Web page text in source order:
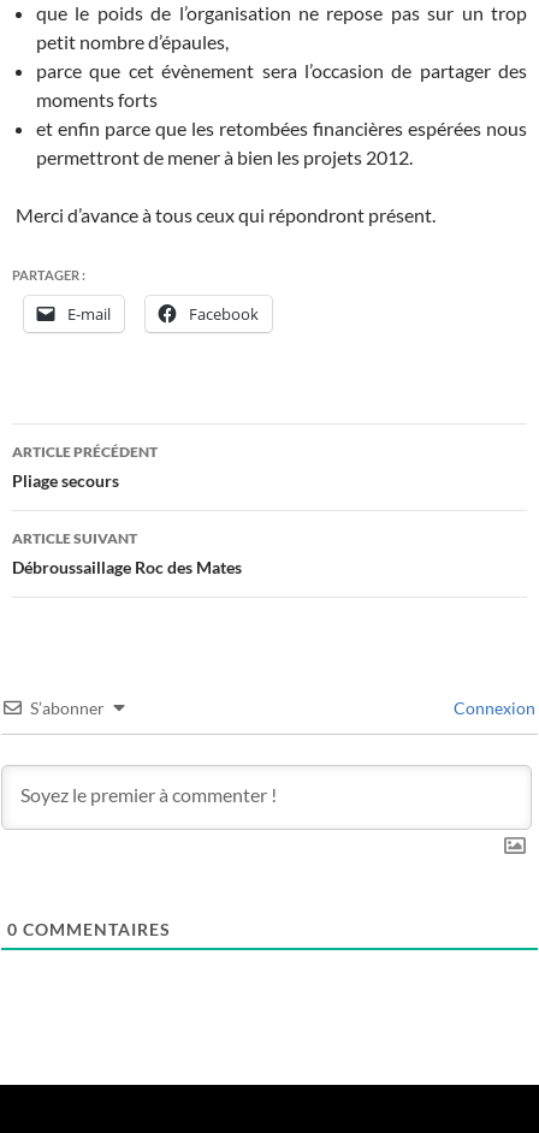
que le poids de l’organisation ne repose pas sur un trop
petit nombre d’épaules,
parce que cet évènement sera l’occasion de partager des
moments forts
et enfin parce que les retombées financières espérées nous
permettront de mener à bien les projets 2012.
Merci d’avance à tous ceux qui répondront présent.
PARTAGER :
E-mail Facebook
Navigation
des
articles
ARTICLE PRÉCÉDENT
Pliage secours
ARTICLE SUIVANT
Débroussaillage Roc des Mates
S’abonner Connexion
0 COMMENTAIRES